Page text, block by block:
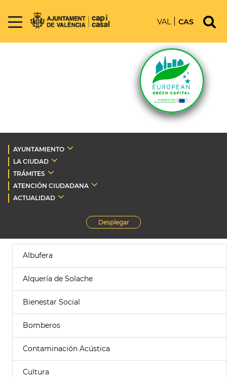
VAL CAS
AYUNTAMIENTO
LA CIUDAD
TRÁMITES
ATENCIÓN CIUDADANA
ACTUALIDAD
Desplegar
Albufera
Alquería de Solache
Bienestar Social
Bomberos
Contaminación Acústica
Cultura